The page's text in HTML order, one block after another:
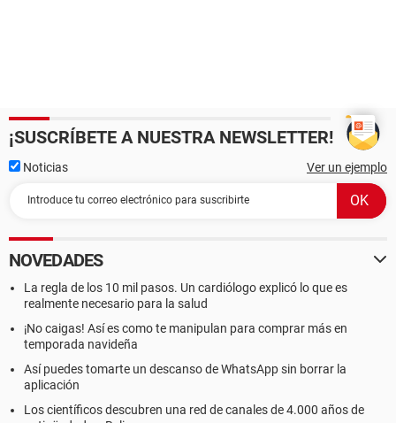
¡SUSCRÍBETE A NUESTRA NEWSLETTER!
Noticias Ver un ejemplo
NOVEDADES
La regla de los 10 mil pasos. Un cardiólogo explicó lo que es
realmente necesario para la salud
¡No caigas! Así es como te manipulan para comprar más en
temporada navideña
Así puedes tomarte un descanso de WhatsApp sin borrar la
aplicación
Los científicos descubren una red de canales de 4.000 años de